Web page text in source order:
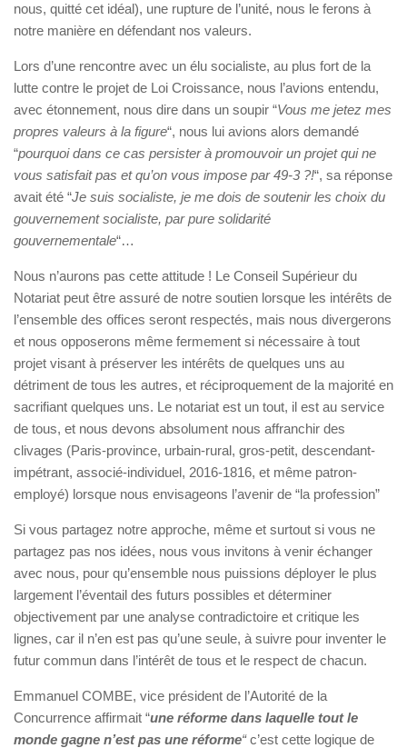
nous, quitté cet idéal), une rupture de l’unité, nous le ferons à
notre manière en défendant nos valeurs.
Lors d’une rencontre avec un élu socialiste, au plus fort de la
lutte contre le projet de Loi Croissance, nous l’avions entendu,
avec étonnement, nous dire dans un soupir “Vous me jetez mes
propres valeurs à la figure“, nous lui avions alors demandé
“pourquoi dans ce cas persister à promouvoir un projet qui ne
vous satisfait pas et qu’on vous impose par 49-3 ?!“, sa réponse
avait été “Je suis socialiste, je me dois de soutenir les choix du
gouvernement socialiste, par pure solidarité
gouvernementale“…
Nous n’aurons pas cette attitude ! Le Conseil Supérieur du
Notariat peut être assuré de notre soutien lorsque les intérêts de
l’ensemble des offices seront respectés, mais nous divergerons
et nous opposerons même fermement si nécessaire à tout
projet visant à préserver les intérêts de quelques uns au
détriment de tous les autres, et réciproquement de la majorité en
sacrifiant quelques uns. Le notariat est un tout, il est au service
de tous, et nous devons absolument nous affranchir des
clivages (Paris-province, urbain-rural, gros-petit, descendant-
impétrant, associé-individuel, 2016-1816, et même patron-
employé) lorsque nous envisageons l’avenir de “la profession”
Si vous partagez notre approche, même et surtout si vous ne
partagez pas nos idées, nous vous invitons à venir échanger
avec nous, pour qu’ensemble nous puissions déployer le plus
largement l’éventail des futurs possibles et déterminer
objectivement par une analyse contradictoire et critique les
lignes, car il n’en est pas qu’une seule, à suivre pour inventer le
futur commun dans l’intérêt de tous et le respect de chacun.
Emmanuel COMBE, vice président de l’Autorité de la
Concurrence affirmait “une réforme dans laquelle tout le
monde gagne n’est pas une réforme“c’est cette logique de